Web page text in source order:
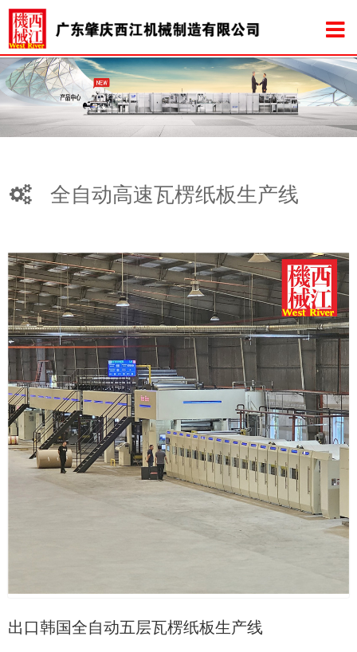
全自动高速瓦楞纸板生产线
出口韩国全自动五层瓦楞纸板生产线